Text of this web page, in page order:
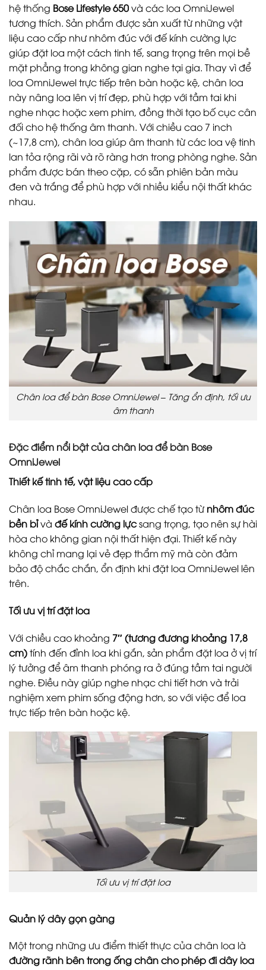
hệ thống Bose Lifestyle 650và các loa OmniJewel
tương thích. Sản phẩm được sản xuất từ những vật
liệu cao cấp như nhôm đúc với đế kính cường lực
giúp đặt loa một cách tinh tế, sang trọng trên mọi bề
mặt phẳng trong không gian nghe tại gia. Thay vì để
loa OmniJewel trực tiếp trên bàn hoặc kệ, chân loa
này nâng loa lên vị trí đẹp, phù hợp với tầm tai khi
nghe nhạc hoặc xem phim, đồng thời tạo bố cục cân
đối cho hệ thống âm thanh. Với chiều cao 7 inch
(~17,8 cm), chân loa giúp âm thanh từ các loa vệ tinh
lan tỏa rộng rãi và rõ ràng hơn trong phòng nghe. Sản
phẩm được bán theo cặp, có sẵn phiên bản màu
đen và trắng để phù hợp với nhiều kiểu nội thất khác
nhau.
Chân loa để bàn Bose OmniJewel – Tăng ổn định, tối ưu
âm thanh
Đặc điểm nổi bật của chân loa để bàn Bose
OmniJewel
Thiết kế tinh tế, vật liệu cao cấp
Chân loa Bose OmniJewel được chế tạo từ nhôm đúc
bền bỉvà đế kính cường lựcsang trọng, tạo nên sự hài
hòa cho không gian nội thất hiện đại. Thiết kế này
không chỉ mang lại vẻ đẹp thẩm mỹ mà còn đảm
bảo độ chắc chắn, ổn định khi đặt loa OmniJewel lên
trên.
Tối ưu vị trí đặt loa
Với chiều cao khoảng 7″ (tương đương khoảng 17,8
cm)tính đến đỉnh loa khi gắn, sản phẩm đặt loa ở vị trí
lý tưởng để âm thanh phóng ra ở đúng tầm tai người
nghe. Điều này giúp nghe nhạc chi tiết hơn và trải
nghiệm xem phim sống động hơn, so với việc để loa
trực tiếp trên bàn hoặc kệ.
Tối ưu vị trí đặt loa
Quản lý dây gọn gàng
Một trong những ưu điểm thiết thực của chân loa là
đường rãnh bên trong ống chân cho phép đi dây loa